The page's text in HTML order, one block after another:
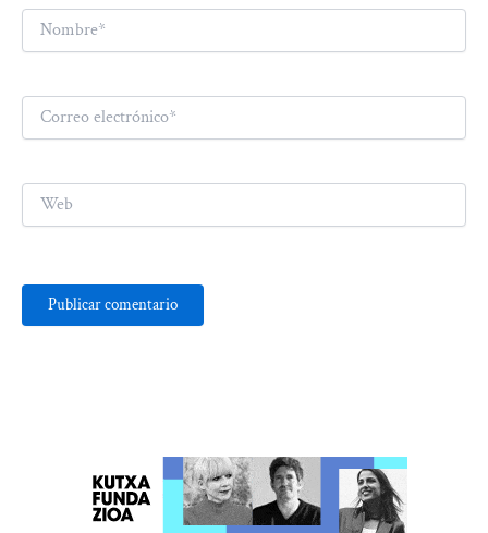
Nombre*
Correo
electrónico*
Web